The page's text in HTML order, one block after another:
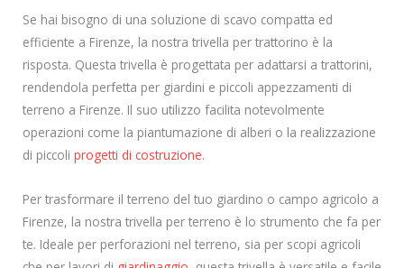
Se hai bisogno di una soluzione di scavo compatta ed
efficiente a Firenze, la nostra trivella per trattorino è la
risposta. Questa trivella è progettata per adattarsi a trattorini,
rendendola perfetta per giardini e piccoli appezzamenti di
terreno a Firenze. Il suo utilizzo facilita notevolmente
operazioni come la piantumazione di alberi o la realizzazione
di piccoli progetti di costruzione.
Per trasformare il terreno del tuo giardino o campo agricolo a
Firenze, la nostra trivella per terreno è lo strumento che fa per
te. Ideale per perforazioni nel terreno, sia per scopi agricoli